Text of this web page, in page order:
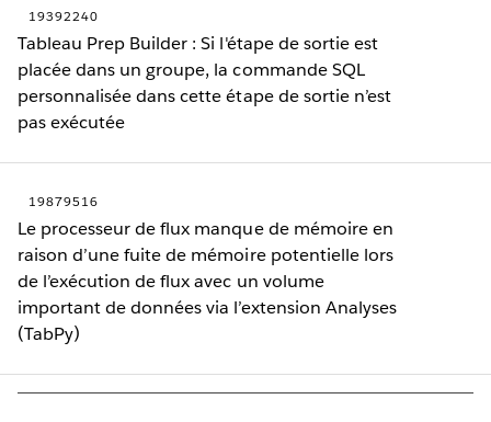
19392240
Tableau Prep Builder : Si l'étape de sortie est
placée dans un groupe, la commande SQL
personnalisée dans cette étape de sortie n’est
pas exécutée
19879516
Le processeur de flux manque de mémoire en
raison d’une fuite de mémoire potentielle lors
de l’exécution de flux avec un volume
important de données via l’extension Analyses
(TabPy)